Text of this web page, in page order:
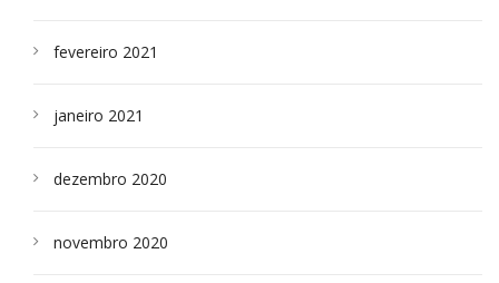
fevereiro 2021
janeiro 2021
dezembro 2020
novembro 2020